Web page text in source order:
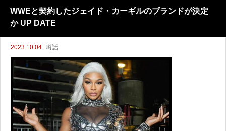
について質問されました。
WWEと契約したジェイド・カーギルのブランドが決定
か UP DATE
2023.10.04 噂話